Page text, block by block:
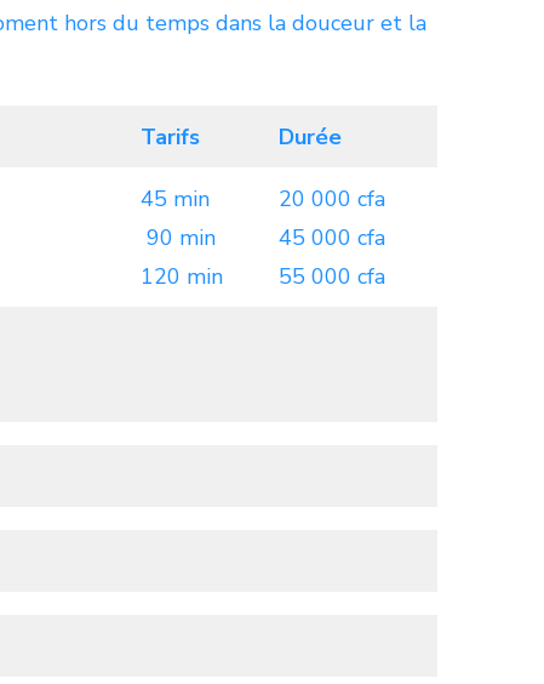
hors du temps dans la douceur et la
Tarifs Durée
45 min
90 min
120 min
20 000 cfa
45 000 cfa
55 000 cfa